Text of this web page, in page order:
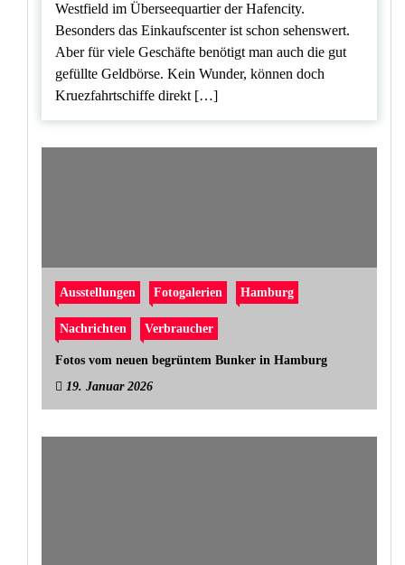
Westfield im Überseequartier der Hafencity.
Besonders das Einkaufscenter ist schon sehenswert.
Aber für viele Geschäfte benötigt man auch die gut
gefüllte Geldbörse. Kein Wunder, können doch
Kruezfahrtschiffe direkt […]
Ausstellungen Fotogalerien Hamburg
Nachrichten Verbraucher
Fotos vom neuen begrüntem Bunker in Hamburg
19. Januar 2026